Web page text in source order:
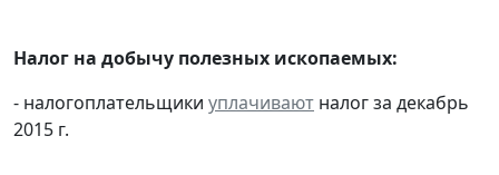
Налог на добычу полезных ископаемых:
- налогоплательщики уплачивают налог за декабрь
2015 г.